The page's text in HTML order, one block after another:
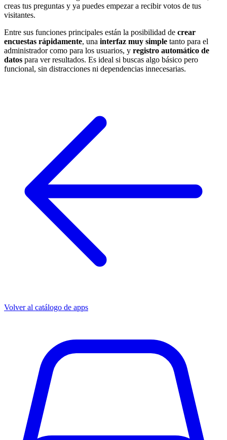
creas tus preguntas y ya puedes empezar a recibir votos de tus
visitantes.
Entre sus funciones principales están la posibilidad de crear
encuestas rápidamente, una interfaz muy simple tanto para el
administrador como para los usuarios, y registro automático de
datos para ver resultados. Es ideal si buscas algo básico pero
funcional, sin distracciones ni dependencias innecesarias.
Volver al catálogo de apps